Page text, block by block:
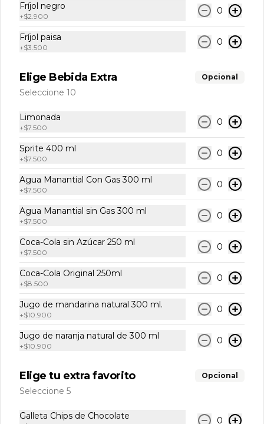
Sprite 400 ml
Conócenos
Contacto
Términos y Condiciones La Cuadra
Términos y condiciones
Fríjol negro
+$2.900
0
Fríjol paisa
+$3.500
0
Elige Bebida Extra Opcional
Seleccione 10
Limonada
+$7.500
0
Sprite 400 ml
+$7.500
0
Agua Manantial Con Gas 300 ml
+$7.500
0
Agua Manantial sin Gas 300 ml
+$7.500
0
Coca-Cola sin Azúcar 250 ml
+$7.500
0
Coca-Cola Original 250ml
+$8.500
0
Jugo de mandarina natural 300 ml.
+$10.900
0
Jugo de naranja natural de 300 ml
+$10.900
0
Elige tu extra favorito Opcional
Seleccione 5
Galleta Chips de Chocolate 0